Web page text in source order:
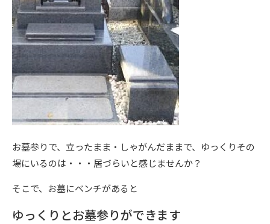
お墓参りで、立ったまま・しゃがんだままで、ゆっくりその
場にいるのは・・・居づらいと感じませんか？
そこで、お墓にベンチがあると
ゆっくりとお墓参りができます